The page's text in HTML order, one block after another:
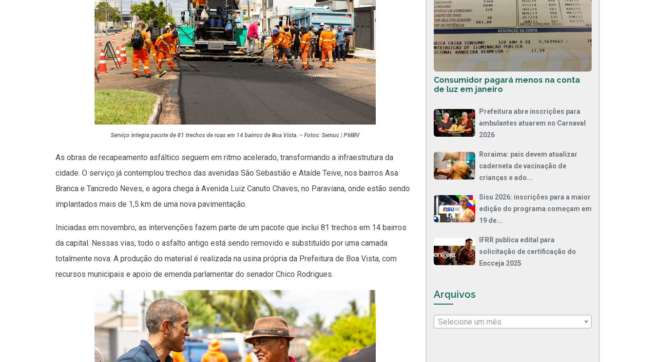
Serviço integra pacote de 81 trechos de ruas em 14 bairros de Boa Vista. – Fotos: Semuc | PMBV
As obras de recapeamento asfáltico seguem em ritmo acelerado, transformando a infraestrutura da
cidade. O serviço já contemplou trechos das avenidas São Sebastião e Ataíde Teive, nos bairros Asa
Branca e Tancredo Neves, e agora chega à Avenida Luiz Canuto Chaves, no Paraviana, onde estão sendo
implantados mais de 1,5 km de uma nova pavimentação.
Iniciadas em novembro, as intervenções fazem parte de um pacote que inclui 81 trechos em 14 bairros
da capital. Nessas vias, todo o asfalto antigo está sendo removido e substituído por uma camada
totalmente nova. A produção do material é realizada na usina própria da Prefeitura de Boa Vista, com
recursos municipais e apoio de emenda parlamentar do senador Chico Rodrigues.
Consumidor pagará menos na conta
de luz em janeiro
Prefeitura abre inscrições para
ambulantes atuarem no Carnaval
2026
Roraima: pais devem atualizar
caderneta de vacinação de
crianças e ado...
Sisu 2026: inscrições para a maior
edição do programa começam em
19 de...
IFRR publica edital para
solicitação de certificação do
Encceja 2025
Arquivos
Selecione um mês